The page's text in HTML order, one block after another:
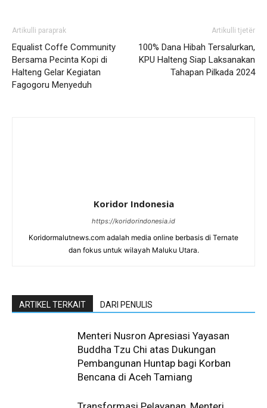
Artikulli paraprak
Equalist Coffe Community
Bersama Pecinta Kopi di
Halteng Gelar Kegiatan
Fagogoru Menyeduh
Artikulli tjetër
100% Dana Hibah Tersalurkan,
KPU Halteng Siap Laksanakan
Tahapan Pilkada 2024
Koridor Indonesia
https://koridorindonesia.id
Koridormalutnews.com adalah media online berbasis di Ternate
dan fokus untuk wilayah Maluku Utara.
ARTIKEL TERKAIT DARI PENULIS
Menteri Nusron Apresiasi Yayasan
Buddha Tzu Chi atas Dukungan
Pembangunan Huntap bagi Korban
Bencana di Aceh Tamiang